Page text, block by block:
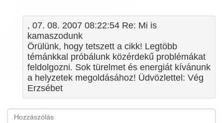
, 07. 08. 2007 08:22:54 Re: Mi is
kamaszodunk
Örülünk, hogy tetszett a cikk! Legtöbb
témánkkal próbálunk közérdekű problémákat
feldolgozni. Sok türelmet és energiát kívánunk
a helyzetek megoldásához! Üdvözlettel: Vég
Erzsébet